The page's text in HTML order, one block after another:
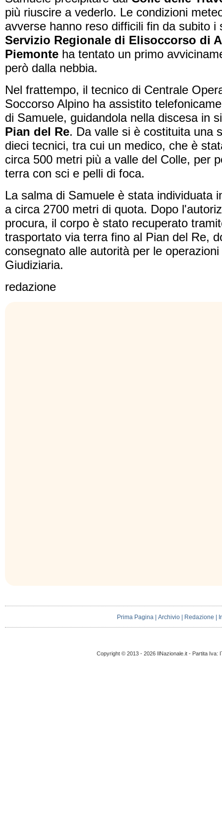
più riuscire a vederlo. Le condizioni
avverse hanno reso difficili fin da subito
Servizio Regionale di Elisoccorso di
Piemonte ha tentato un primo
però dalla nebbia.
Nel frattempo, il tecnico di Centrale
Soccorso Alpino ha assistito
di Samuele, guidandola nella discesa in
Pian del Re. Da valle si è costituita una
dieci tecnici, tra cui un medico, che è
circa 500 metri più a valle del Colle, per
terra con sci e pelli di foca.
La salma di Samuele è stata individuata
a circa 2700 metri di quota. Dopo
procura, il corpo è stato recuperato
trasportato via terra fino al Pian del Re,
consegnato alle autorità per le
Giudiziaria.
redazione
Prima Pagina |Archivio Redazione
Copyright © 2013 - 2026 IlNazionale.it - Partita Iva: